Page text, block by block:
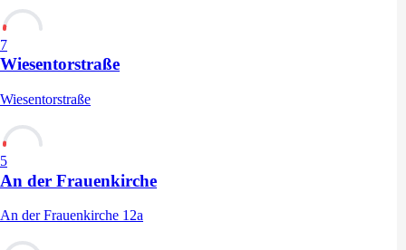
7
Wiesentorstraße
Wiesentorstraße
5
An der Frauenkirche
An der Frauenkirche 12a